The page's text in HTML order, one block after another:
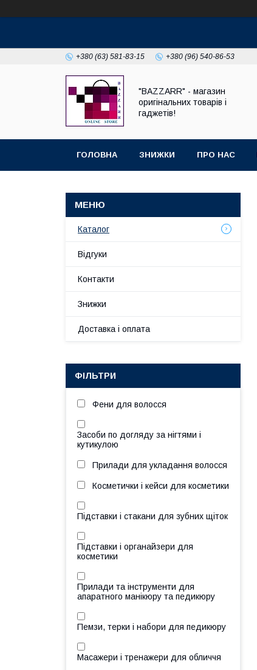
+380 (63) 581-83-15 +380 (96) 540-86-53
"BAZZARR" - магазин
оригінальних товарів і
гаджетів!
ГОЛОВНА ЗНИЖКИ ПРО НАС
Каталог
Відгуки
Контакти
Знижки
Доставка і оплата
ФІЛЬТРИ
Фени для волосся
Засоби по догляду за нігтями і
кутикулою
Прилади для укладання волосся
Косметички і кейси для косметики
Підставки і стакани для зубних щіток
Підставки і органайзери для
косметики
Прилади та інструменти для
апаратного манікюру та педикюру
Пемзи, терки і набори для педикюру
Масажери і тренажери для обличчя